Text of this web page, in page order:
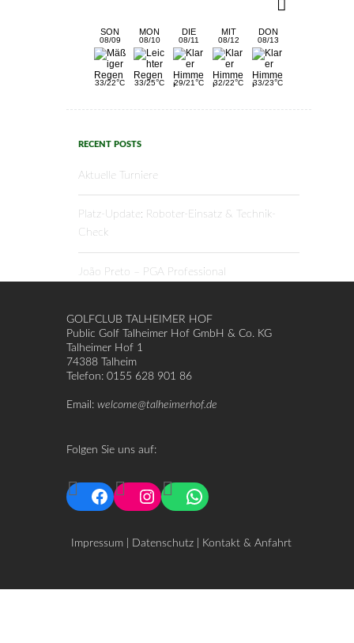
SON
08/09
MON
08/10
DIE
08/11
MIT
08/12
DON
08/13
33/22°C 33/25°C 29/21°C 32/22°C 33/23°C
RECENT POSTS
Aktuelle Turniere
Platz-Update: Roboter-Einsatz & Technik-
Check
João Preto – PGA Professional
GOLFCLUB TALHEIMER HOF
Public Golf Talheimer Hof GmbH & Co. KG
Talheimer Hof 1
74388 Talheim
Telefon: 0155 628 901 86
Email: welcome@talheimerhof.de
Folgen Sie uns auf:
FacebookInstagramWhatsApp
Impressum| Datenschutz| Kontakt & Anfahrt